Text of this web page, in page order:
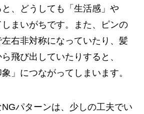
、どうしても「生活感」や
しまいがちです。また、ピンの
右非対称になっていたり、髪
飛び出していたりすると、
象」につながってしまいます。
パターンは、少しの工夫でい